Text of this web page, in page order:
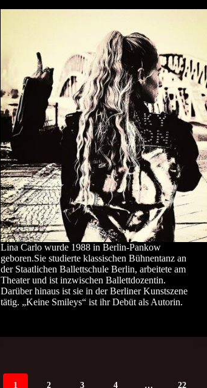
Lina Carlo wurde 1988 in Berlin-Pankow
geboren.Sie studierte klassischen Bühnentanz an
der Staatlichen Ballettschule Berlin, arbeitete am
Theater und ist inzwischen Ballettdozentin.
Darüber hinaus ist sie in der Berliner Kunstszene
tätig. „Keine Smileys“ ist ihr Debüt als Autorin.
1 2 3 4 … 22